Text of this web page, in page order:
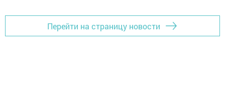
Перейти на страницу новости